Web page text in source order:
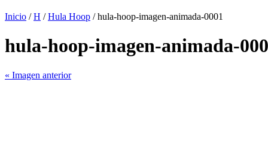
Inicio /H /Hula Hoop / hula-hoop-imagen-animada-0001
hula-hoop-imagen-animada-
« Imagen anterior